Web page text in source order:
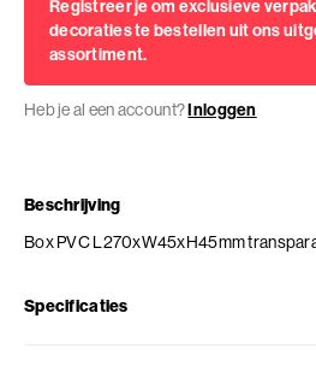
Registreer je om exclusieve
decoraties te bestellen uit ons
assortiment.
Heb je al een account?Inloggen
Beschrijving
Box PVC L270xW45xH45mm
Specificaties